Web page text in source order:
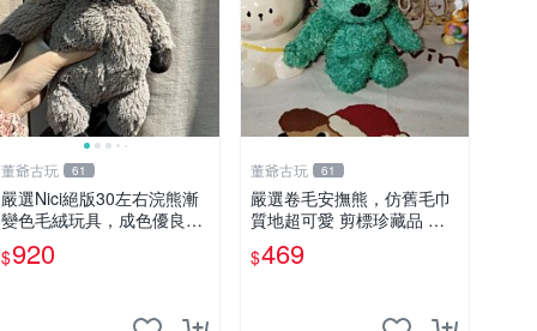
董爺古玩 61
嚴選Nici絕版30左右浣熊漸
變色毛絨玩具，成色優良伴
隨原廠牌標 浣熊 玩具 毛絨
$920
董爺古玩 61
嚴選卷毛安撫熊，仿舊毛巾
質地超可愛 剪標珍藏品 老
式毛巾質地 安撫熊 款式
$469